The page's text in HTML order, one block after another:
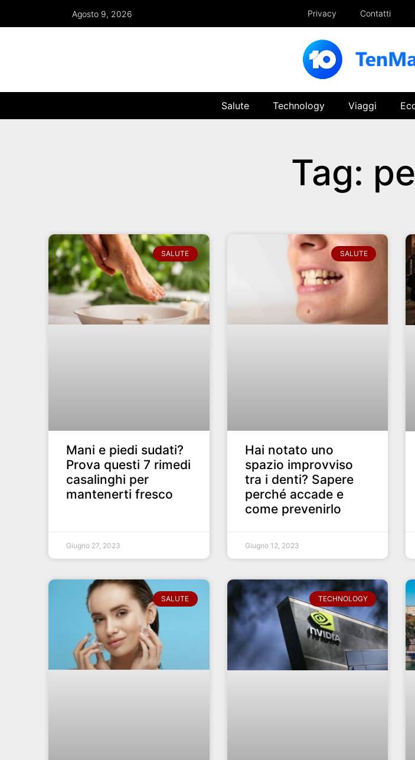
Agosto 9, 2026 Privacy Contatti
Salute Technology Viaggi
Tag:
SALUTE
Mani e piedi sudati?
Prova questi 7 rimedi
casalinghi per
mantenerti fresco
Giugno 27, 2023
SALUTE
Hai notato uno
spazio improvviso
tra i denti? Sapere
perché accade e
come prevenirlo
Giugno 12, 2023
SALUTE TECHNOLOGY